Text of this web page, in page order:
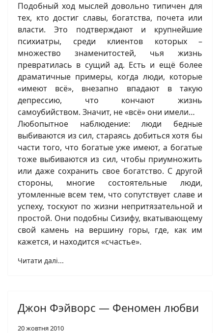
Подобный ход мыслей довольно типичен для
тех, кто достиг славы, богатства, почета или
власти. Это подтверждают и крупнейшие
психиатры, среди клиентов которых –
множество знаменитостей, чья жизнь
превратилась в сущий ад. Есть и ещё более
драматичные примеры, когда люди, которые
«имеют всё», внезапно впадают в такую
депрессию, что кончают жизнь
самоубийством. Значит, не «всё» они имели…
Любопытное наблюдение: люди бедные
выбиваются из сил, стараясь добиться хотя бы
части того, что богатые уже имеют, а богатые
тоже выбиваются из сил, чтобы приумножить
или даже сохранить свое богатство. С другой
стороны, многие состоятельные люди,
утомленные всем тем, что сопутствует славе и
успеху, тоскуют по жизни непритязательной и
простой. Они подобны Сизифу, вкатывающему
свой камень на вершину горы, где, как им
кажется, и находится «счастье».
Читати далі...
Джон Фэйворс — Феномен любви
20 жовтня 2010